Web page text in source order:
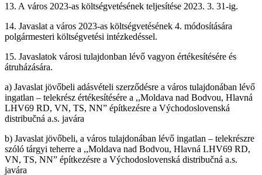
13. A város 2023-as költségvetésének teljesítése 2023. 3. 31-ig.
14. Javaslat a város 2023-as költségvetésének 4. módosítására
polgármesteri költségvetési intézkedéssel.
15. Javaslatok városi tulajdonban lévő vagyon értékesítésére és
átruházására.
a) Javaslat jövőbeli adásvételi szerződésre a város tulajdonában lévő
ingatlan – telekrész értékesítésére a ,,Moldava nad Bodvou, Hlavná
LHV69 RD, VN, TS, NN” építkezésre a Východoslovenská
distribučná a.s. javára
b) Javaslat jövőbeli, a város tulajdonában lévő ingatlan – telekrészre
szóló tárgyi teherre a ,,Moldava nad Bodvou, Hlavná LHV69 RD,
VN, TS, NN” építkezésre a Východoslovenská distribučná a.s.
javára